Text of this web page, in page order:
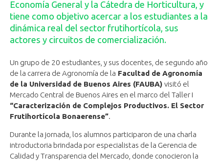
Economía General y la Cátedra de Horticultura, y
tiene como objetivo acercar a los estudiantes a la
dinámica real del sector frutihortícola, sus
actores y circuitos de comercialización.
Un grupo de 20 estudiantes, y sus docentes, de segundo año
de la carrera de Agronomía de la Facultad de Agronomía
de la Universidad de Buenos Aires (FAUBA) visitó el
Mercado Central de Buenos Aires en el marco del Taller I
“Caracterización de Complejos Productivos. El Sector
Frutihortícola Bonaerense”.
Durante la jornada, los alumnos participaron de una charla
introductoria brindada por especialistas de la Gerencia de
Calidad y Transparencia del Mercado, donde conocieron la